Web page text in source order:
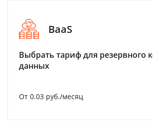
BaaS
Выбрать тариф для резервного
данных
От 0.03 руб./месяц